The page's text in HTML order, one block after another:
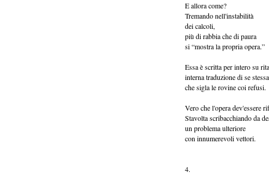
E allora come?
Tremando nell'instabilità
dei calcoli,
più di rabbia che di paura
si “mostra la propria opera.”
Essa è scritta per intero su
interna traduzione di se stessa
che sigla le rovine coi refusi.
Vero che l'opera dev'essere
Stavolta scribacchiando da
un problema ulteriore
con innumerevoli vettori.
4.